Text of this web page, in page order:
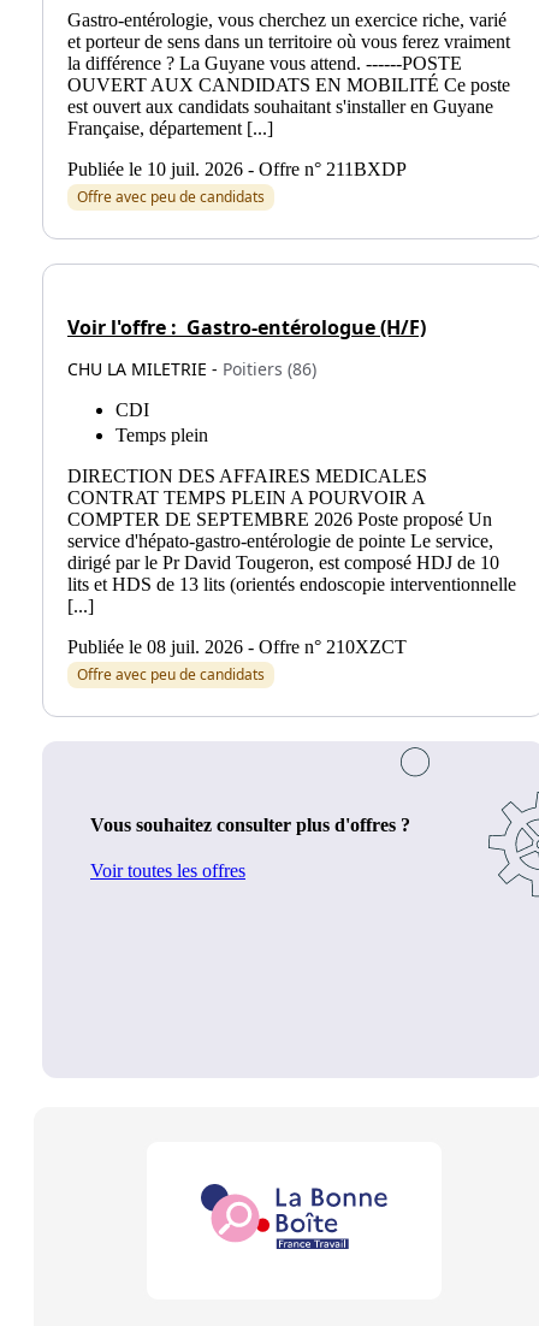
Gastro-entérologie, vous cherchez un exercice riche, varié
et porteur de sens dans un territoire où vous ferez vraiment
la différence ? La Guyane vous attend. ------POSTE
OUVERT AUX CANDIDATS EN MOBILITÉ Ce poste
est ouvert aux candidats souhaitant s'installer en Guyane
Française, département [...]
Publiée le 10 juil. 2026 - Offre n° 211BXDP
Offre avec peu de candidats
Voir l'offre : Gastro-entérologue (H/F)
CHU LA MILETRIE - Poitiers (86)
CDI
Temps plein
DIRECTION DES AFFAIRES MEDICALES
CONTRAT TEMPS PLEIN A POURVOIR A
COMPTER DE SEPTEMBRE 2026 Poste proposé Un
service d'hépato-gastro-entérologie de pointe Le service,
dirigé par le Pr David Tougeron, est composé HDJ de 10
lits et HDS de 13 lits (orientés endoscopie interventionnelle
[...]
Publiée le 08 juil. 2026 - Offre n° 210XZCT
Offre avec peu de candidats
Vous souhaitez consulter plus d'offres ?
Voir toutes les offres